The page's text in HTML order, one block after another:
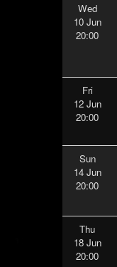
Wed
10 Jun
20:00
Fri
12 Jun
20:00
Sun
14 Jun
20:00
Thu
18 Jun
20:00